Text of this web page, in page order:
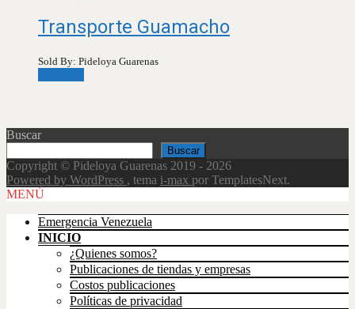
Transporte Guamacho
Sold By: Pideloya Guarenas
Buscar
Buscar
Copyright © Pideloya Guarenas 2019 - 2026
Powered by WordPress , tema i-max por TemplatesNext.
Scroll
MENÚ
Emergencia Venezuela
INICIO
¿Quienes somos?
Publicaciones de tiendas y empresas
Costos publicaciones
Políticas de privacidad